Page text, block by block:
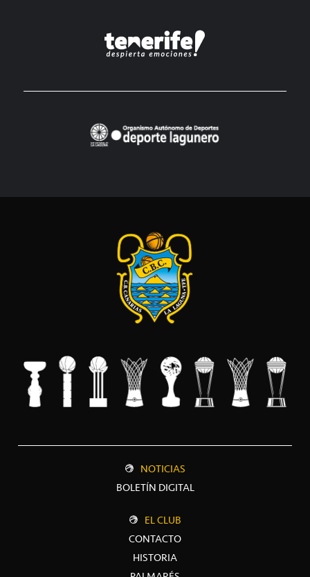
NOTICIAS
BOLETÍN DIGITAL
EL CLUB
CONTACTO
HISTORIA